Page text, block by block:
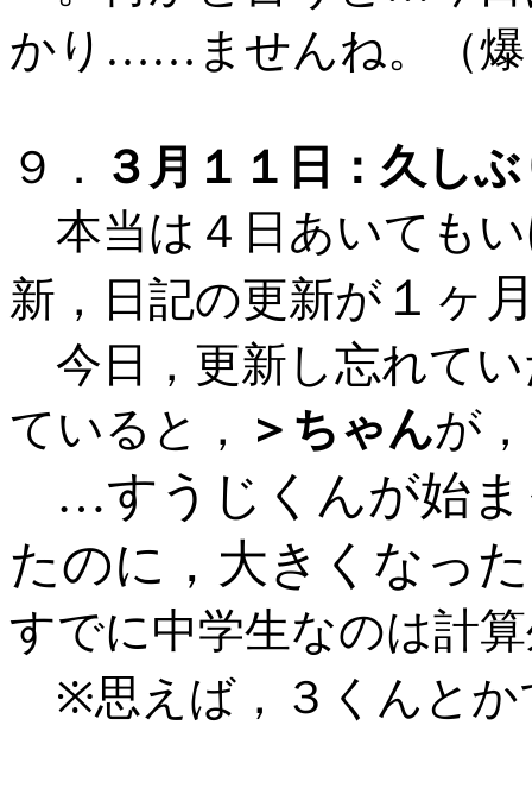
かり……ませんね。（
９．
３月１１日：久し
本当は４日あいても
新，日記の更新が １ヶ
今日，更新し忘れて
ていると，
＞ちゃんが
…すうじくんが始
たのに，大きくなっ
すでに中学生なのは計
※思えば，３くんとか